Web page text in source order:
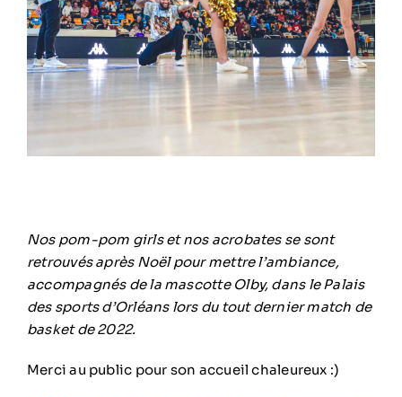
Nos pom-pom girls et nos acrobates se sont
retrouvés après Noël pour mettre l’ambiance,
accompagnés de la mascotte Olby, dans le Palais
des sports d’Orléans lors du tout dernier match de
basket de 2022.
Merci au public pour son accueil chaleureux :)